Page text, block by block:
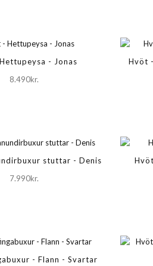
- Jonas
8.490kr.
Hvöt
stuttar - Denis
7.990kr.
- Flann - Svartar